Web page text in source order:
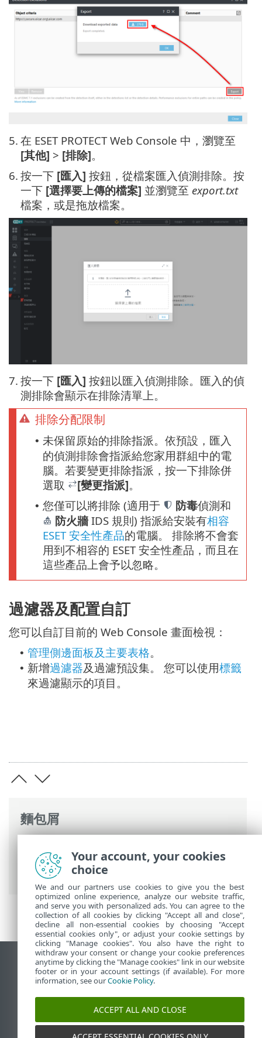
麵包屑
使用 ESET PROTECT On-Prem> ESET
PROTECT On-Prem 主功能表
5. 在 ESET PROTECT Web Console 中，瀏覽至
[其他] > [排除]。
6. 按一下 [匯入] 按鈕，從檔案匯入偵測排除。按
一下 [選擇要上傳的檔案] 並瀏覽至 export.txt
檔案，或是拖放檔案。
7. 按一下 [匯入] 按鈕以匯入偵測排除。匯入的偵
測排除會顯示在排除清單上。
排除分配限制
• 未保留原始的排除指派。依預設，匯入
的偵測排除會指派給您家用群組中的電
腦。若要變更排除指派，按一下排除併
選取
[變更指派]。
• 您僅可以將排除 (適用于 防毒偵測和
防火牆 IDS 規則) 指派給安裝有相容
ESET 安全性產品的電腦。 排除將不會套
用到不相容的 ESET 安全性產品，而且在
這些產品上會予以忽略。
過濾器及配置自訂
您可以自訂目前的 Web Console 畫面檢視：
• 管理側邊面板及主要表格。
• 新增過濾器及過濾預設集。 您可以使用標籤
來過濾顯示的項目。
檢視桌面網站
End of Life
ESET 知識庫
ESET Status Portal
Your account, your cookies
choice
We and our partners use cookies to give you the best
optimized online experience, analyze our website traffic,
and serve you with personalized ads. You can agree to the
collection of all cookies by clicking "Accept all and close",
decline all non-essential cookies by choosing "Accept
essential cookies only", or adjust your cookie settings by
clicking "Manage cookies". You also have the right to
withdraw your consent or change your cookie preferences
anytime by clicking the "Manage cookies" link in our website
footer or in your account settings (if available). For more
information, see ourCookie Policy.
ACCEPT ALL AND CLOSE